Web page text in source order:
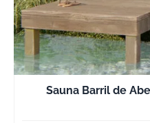
Sauna Barril de